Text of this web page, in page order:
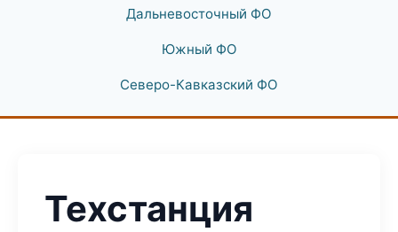
Дальневосточный ФО
Южный ФО
Северо-Кавказский ФО
Техстанция